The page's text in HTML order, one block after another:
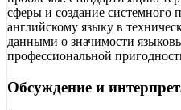
сферы и создание системного
английскому языку в
данными о значимости
профессиональной
Обсуждение и